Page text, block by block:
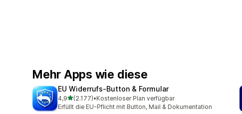
Mehr Apps wie diese
EU Widerrufs‑Button & Formular
4,9von 5 Sternen
(2.177)
2177 Rezensionen insgesamt
•Kostenloser Plan verfügbar
Erfüllt die EU-Pflicht mit Button, Mail & Dokumentation